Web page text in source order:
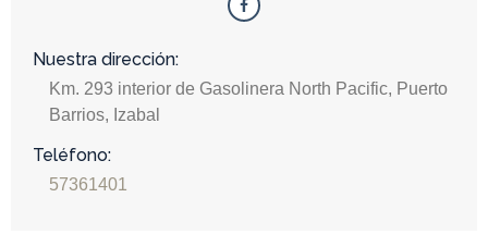
Nuestra dirección:
Km. 293 interior de Gasolinera North Pacific, Puerto
Barrios, Izabal
Teléfono:
57361401